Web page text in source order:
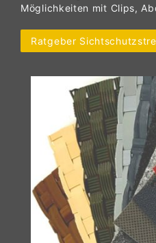
Möglichkeiten mit Clips,
Ratgeber